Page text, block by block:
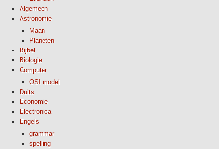
Algemeen
Astronomie
Maan
Planeten
Bijbel
Biologie
Computer
OSI model
Duits
Economie
Electronica
Engels
grammar
spelling